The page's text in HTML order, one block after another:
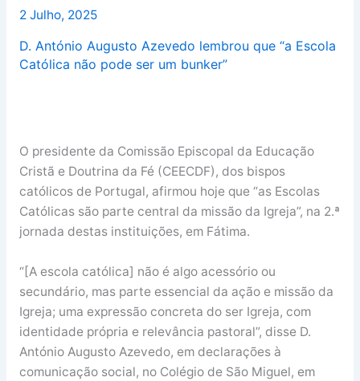
2 Julho, 2025
D. António Augusto Azevedo lembrou que “a Escola
Católica não pode ser um bunker”
O presidente da Comissão Episcopal da Educação
Cristã e Doutrina da Fé (CEECDF), dos bispos
católicos de Portugal, afirmou hoje que “as Escolas
Católicas são parte central da missão da Igreja”, na 2.ª
jornada destas instituições, em Fátima.
“[A escola católica] não é algo acessório ou
secundário, mas parte essencial da ação e missão da
Igreja; uma expressão concreta do ser Igreja, com
identidade própria e relevância pastoral”, disse D.
António Augusto Azevedo, em declarações à
comunicação social, no Colégio de São Miguel, em